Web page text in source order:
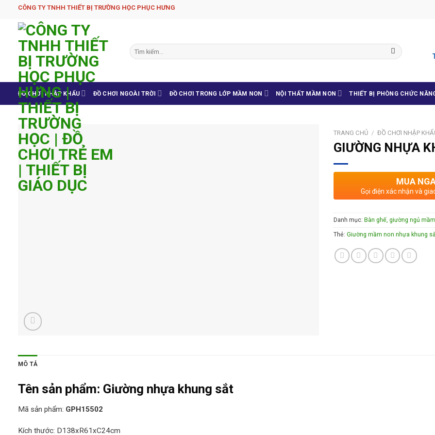
content
CÔNG TY TNHH THIẾT BỊ TRƯỜNG HỌC PHỤC H­ƯNG
Tìm
kiếm:
ĐỒ CHƠI NHẬP KHẨU ĐỒ CHƠI NGOÀI TRỜI ĐỒ CHƠI TRONG LỚP MẦM NON NỘI THẤT MẦM NON THIẾT BỊ PHÒNG CHỨC
TRANG CHỦ / ĐỒ CHƠI NHẬP
GIƯỜNG NHỰA
MUA
Gọi điện xác nhận và
Danh mục: Bàn ghế, giường ngủ
Thẻ: Giường mầm non nhựa khung
MÔ TẢ
Tên sản phẩm: Giường nhựa khung sắt
Mã sản phẩm: GPH15502
Kích thước: D138xR61xC24cm